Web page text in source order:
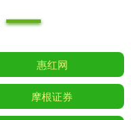
惠红网
摩根证券